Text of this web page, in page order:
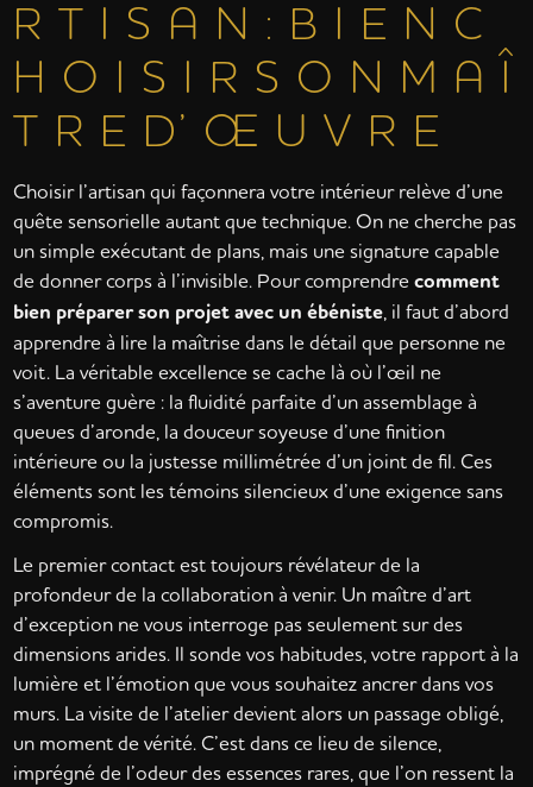
R T I S A N : B I E N C
H O I S I R S O N M A Î
T R E D’ Œ U V R E
Choisir l’artisan qui façonnera votre intérieur relève d’une
quête sensorielle autant que technique. On ne cherche pas
un simple exécutant de plans, mais une signature capable
de donner corps à l’invisible. Pour comprendrecomment
bien préparer son projet avec un ébéniste , il faut d’abord
apprendre à lire la maîtrise dans le détail que personne ne
voit. La véritable excellence se cache là où l’œil ne
s’aventure guère : la fluidité parfaite d’un assemblage à
queues d’aronde, la douceur soyeuse d’une finition
intérieure ou la justesse millimétrée d’un joint de fil. Ces
éléments sont les témoins silencieux d’une exigence sans
compromis.
Le premier contact est toujours révélateur de la
profondeur de la collaboration à venir. Un maître d’art
d’exception ne vous interroge pas seulement sur des
dimensions arides. Il sonde vos habitudes, votre rapport à la
lumière et l’émotion que vous souhaitez ancrer dans vos
murs. La visite de l’atelier devient alors un passage obligé,
un moment de vérité. C’est dans ce lieu de silence,
imprégné de l’odeur des essences rares, que l’on ressent la